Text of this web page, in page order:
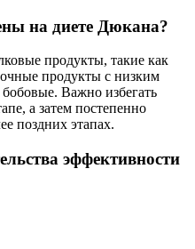
на диете Дюкана?
продукты, такие как
продукты с низким
Важно избегать
а затем постепенно
поздних этапах.
эффективности